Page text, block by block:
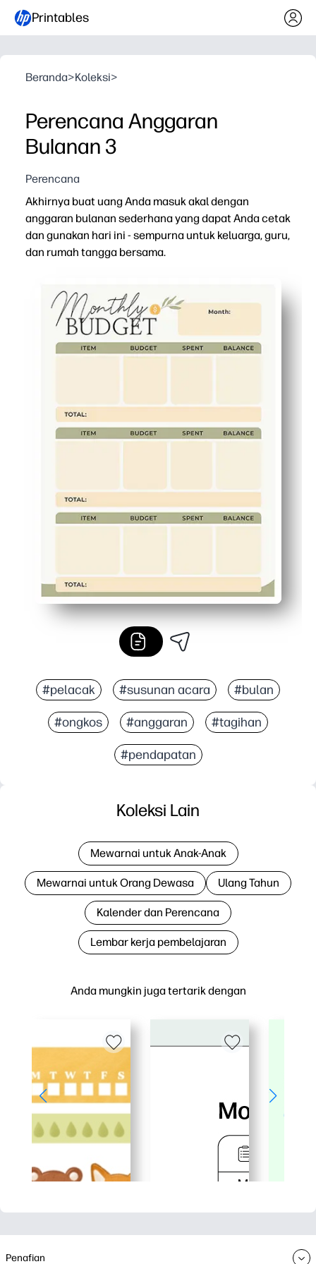
Printables
Beranda>Koleksi>
Perencana Anggaran
Bulanan 3
Perencana
Akhirnya buat uang Anda masuk akal dengan
anggaran bulanan sederhana yang dapat Anda cetak
dan gunakan hari ini - sempurna untuk keluarga, guru,
dan rumah tangga bersama.
Tampilan bulanan all-in-one - catat pendapatan,
Bagian yang jelas membuat semua orang tetap
Tempat bawaan untuk tujuan, tanggal jatuh tempo,
#pelacak #susunan acara #bulan
#ongkos #anggaran #tagihan
#pendapatan
Anda mungkin juga tertarik dengan
Koleksi Lain
Mewarnai untuk Anak-Anak
Mewarnai untuk Orang Dewasa Ulang Tahun
Kalender dan Perencana
Lembar kerja pembelajaran
Penafian